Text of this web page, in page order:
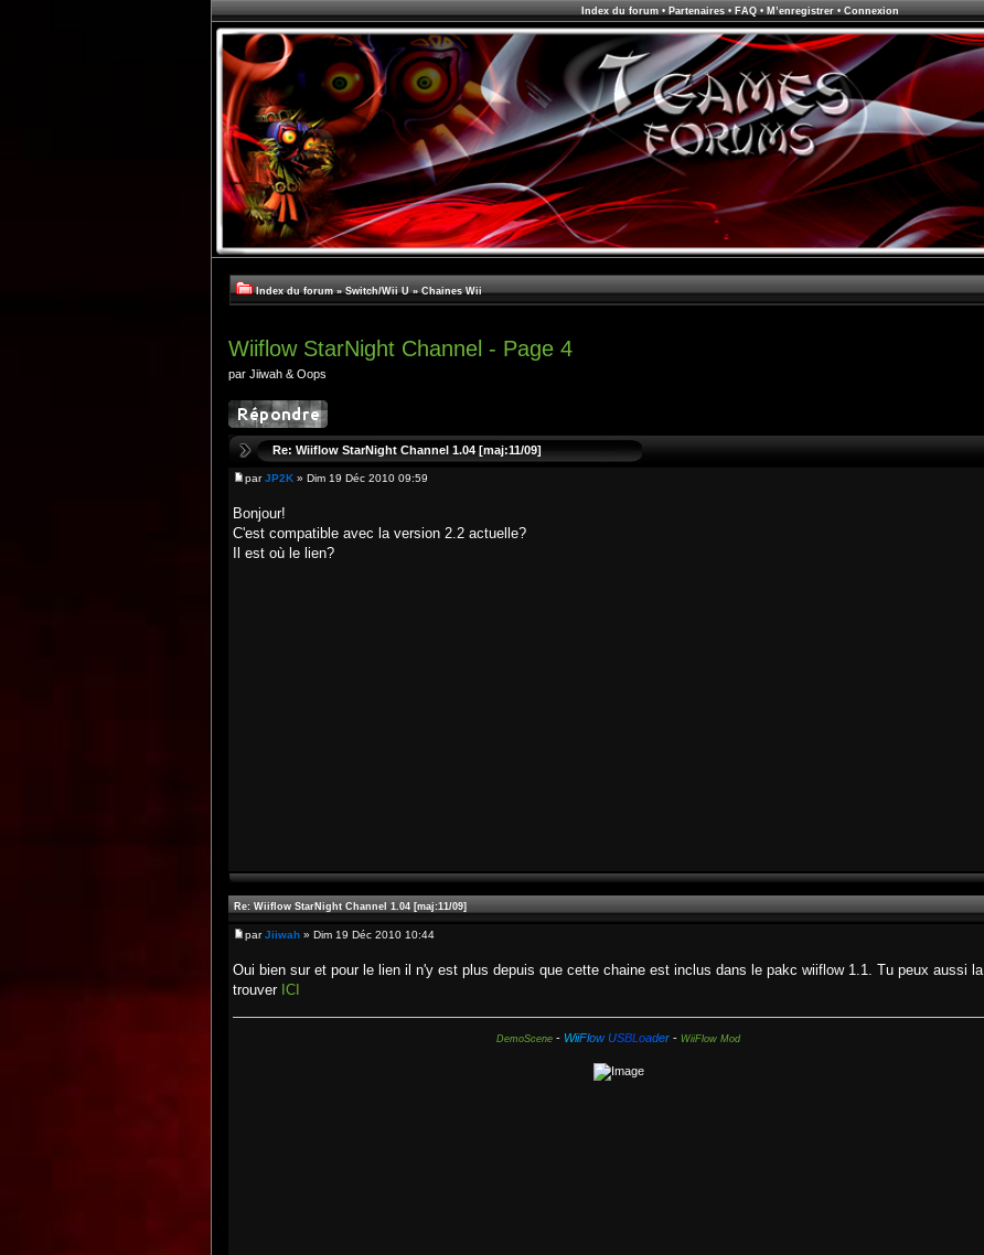
Index du forum• Partenaires• FAQ• M’enregistrer• Connexion
Index du forum » Switch/Wii U » Chaines Wii
Wiiflow StarNight Channel - Page 4
par Jiiwah & Oops
Re: Wiiflow StarNight Channel 1.04 [maj:11/09]
parJP2K » Dim 19 Déc 2010 09:59
Bonjour!
C'est compatible avec la version 2.2 actuelle?
Il est où le lien?
Re: Wiiflow StarNight Channel 1.04 [maj:11/09]
parJiiwah » Dim 19 Déc 2010 10:44
Oui bien sur et pour le lien il n'y est plus depuis que cette chaine est inclus dans le pakc wiiflow 1.1. Tu peux aussi la
trouver ICI
DemoScene - WiiFlow USBLoader -WiiFlow Mod